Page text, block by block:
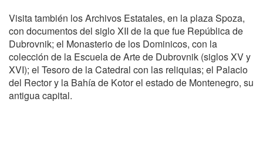
Visita también los Archivos Estatales, en la plaza Spoza,
con documentos del siglo XII de la que fue República de
Dubrovnik; el Monasterio de los Dominicos, con la
colección de la Escuela de Arte de Dubrovnik (siglos XV y
XVI); el Tesoro de la Catedral con las reliquias; el Palacio
del Rector y la Bahía de Kotor el estado de Montenegro, su
antigua capital.